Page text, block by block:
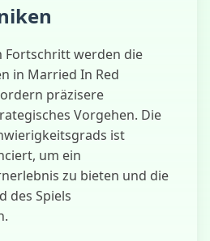
Fortschritt werden die
in Married In Red
präzisere
Vorgehen. Die
ist
um ein
zu bieten und die
des Spiels